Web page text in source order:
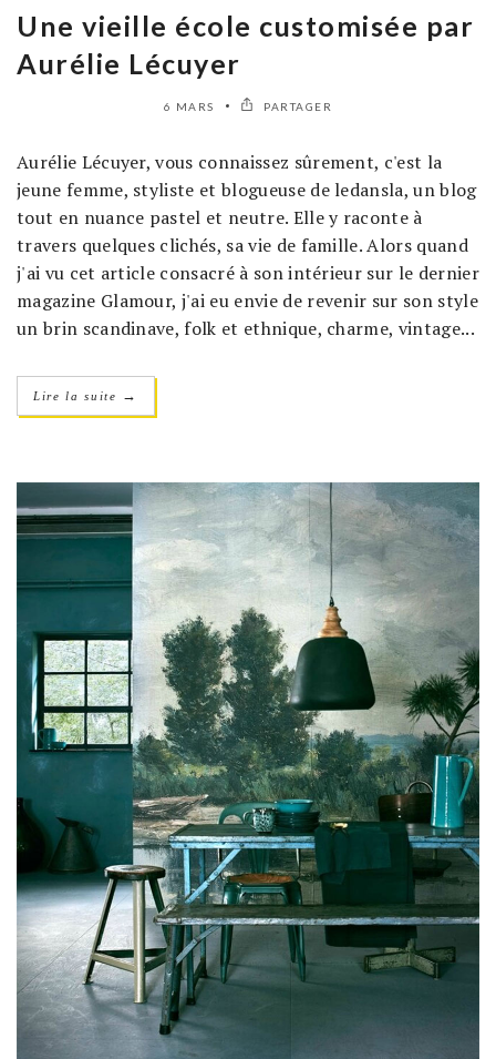
Une vieille école customisée par
Aurélie Lécuyer
6 MARS PARTAGER
Aurélie Lécuyer, vous connaissez sûrement, c'est la
jeune femme, styliste et blogueuse de ledansla, un blog
tout en nuance pastel et neutre. Elle y raconte à
travers quelques clichés, sa vie de famille. Alors quand
j'ai vu cet article consacré à son intérieur sur le dernier
magazine Glamour, j'ai eu envie de revenir sur son style
un brin scandinave, folk et ethnique, charme, vintage...
Lire la suite →